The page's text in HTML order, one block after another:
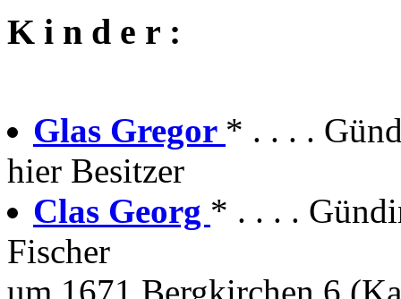
K i n d e r :
Glas Gregor * . . . .
hier Besitzer
Clas Georg * . . . .
Fischer